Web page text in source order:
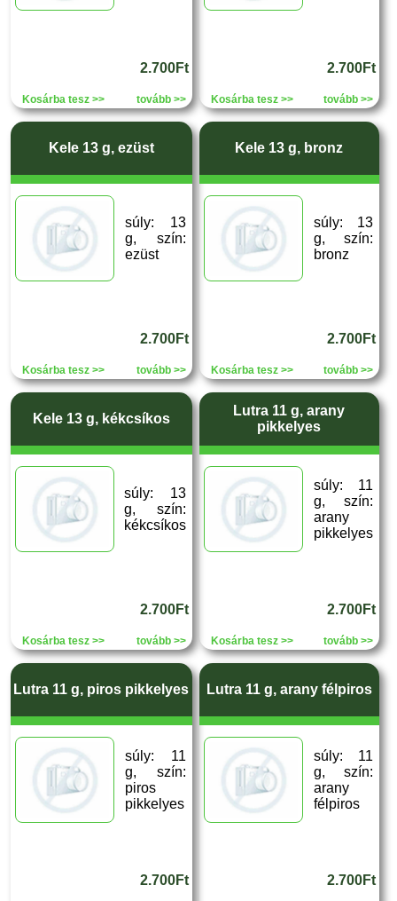
2.700Ft
Kosárba tesz >> tovább >>
2.700Ft
Kosárba tesz >> tovább >>
Kele 13 g, ezüst
súly: 13
g, szín:
ezüst
2.700Ft
Kosárba tesz >> tovább >>
Kele 13 g, bronz
súly: 13
g, szín:
bronz
2.700Ft
Kosárba tesz >> tovább >>
Kele 13 g, kékcsíkos
súly: 13
g, szín:
kékcsíkos
2.700Ft
Kosárba tesz >> tovább >>
Lutra 11 g, arany
pikkelyes
súly: 11
g, szín:
arany
pikkelyes
2.700Ft
Kosárba tesz >> tovább >>
Lutra 11 g, piros pikkelyes
súly: 11
g, szín:
piros
pikkelyes
2.700Ft
Lutra 11 g, arany félpiros
súly: 11
g, szín:
arany
félpiros
2.700Ft